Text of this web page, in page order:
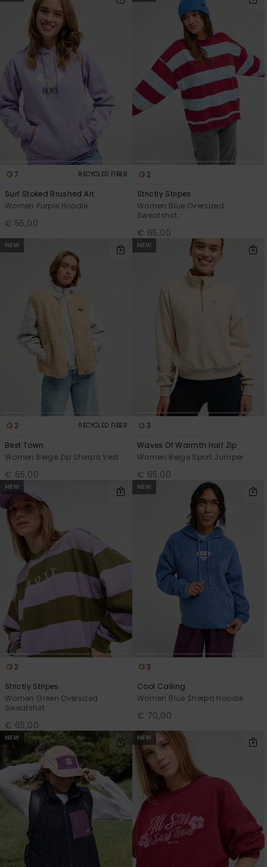
7 RECYCLED FIBER
Surf Stoked Brushed Art
Women Purple Hoodie
€ 55,00
2
Strictly Stripes
Women Blue Oversized
Sweatshirt
€ 65,00
NEW
2 RECYCLED FIBER
Best Town
Women Beige Zip Sherpa Vest
€ 65,00
NEW
3
Waves Of Warmth Half Zip
Women Beige Sport Jumper
€ 65,00
NEW
2
Strictly Stripes
Women Green Oversized
Sweatshirt
€ 65,00
NEW
3
Cool Calling
Women Blue Sherpa Hoodie
€ 70,00
NEW NEW